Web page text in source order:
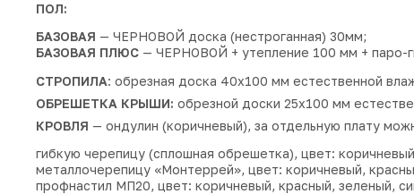
ПОЛ:
БАЗОВАЯ — ЧЕРНОВОЙ доска (нестроганная) 30мм;
БАЗОВАЯ ПЛЮС — ЧЕРНОВОЙ + утепление 100 мм + паро-
СТРОПИЛА: обрезная доска 40х100 мм естественной
ОБРЕШЕТКА КРЫШИ: обрезной доски 25х100 мм
КРОВЛЯ — ондулин (коричневый), за отдельную плату
гибкую черепицу (сплошная обрешетка), цвет:
металлочерепицу «Монтеррей», цвет: коричневый,
профнастил МП20, цвет: коричневый, красный, зеленый,